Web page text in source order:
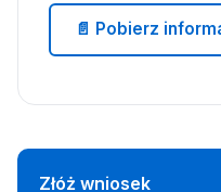
📄 Pobierz
Złóż wniosek